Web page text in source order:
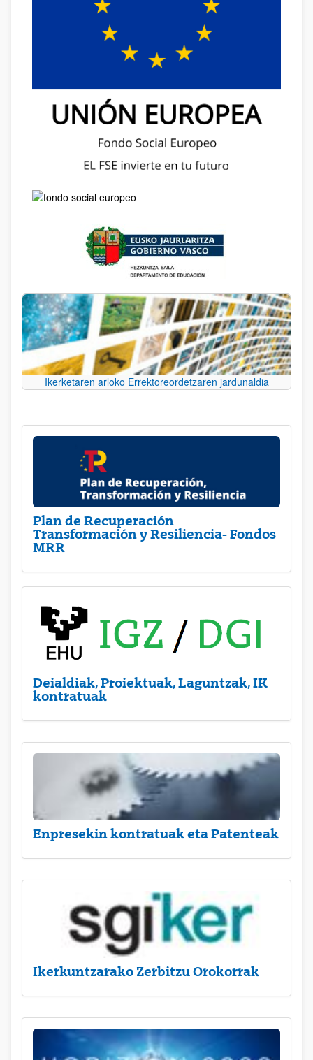
Ikerketaren arloko Errektoreordetzaren jardunaldia
Plan de Recuperación
Transformación y Resiliencia- Fondos
MRR
Deialdiak, Proiektuak, Laguntzak, IK
kontratuak
Enpresekin kontratuak eta Patenteak
Ikerkuntzarako Zerbitzu Orokorrak